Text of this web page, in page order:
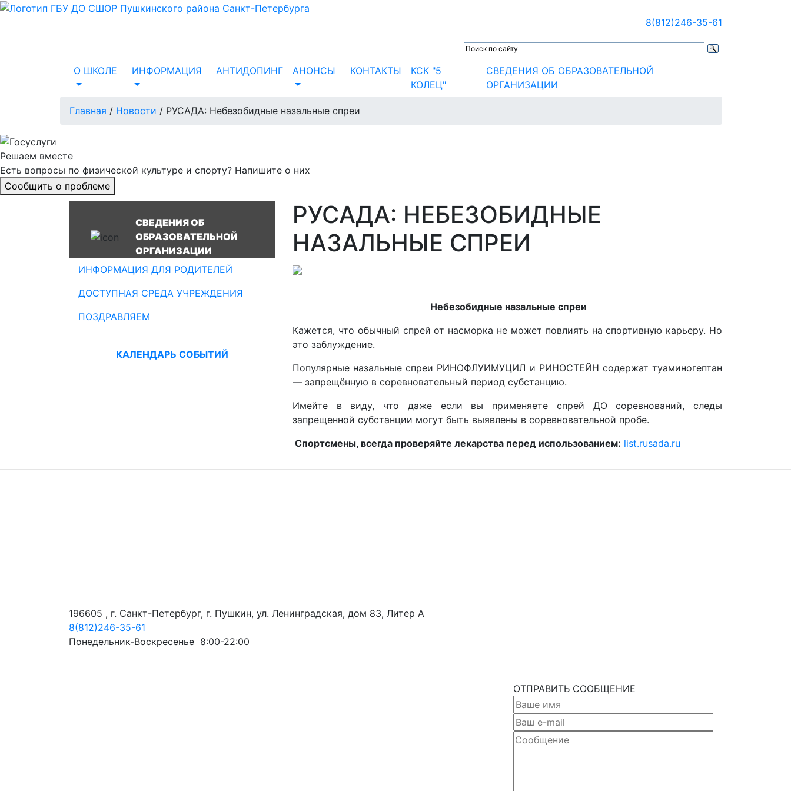
8(812)246-35-61
О ШКОЛЕ ИНФОРМАЦИЯ АНТИДОПИНГ АНОНСЫ КОНТАКТЫ
КСК "5
КОЛЕЦ"
СВЕДЕНИЯ ОБ ОБРАЗОВАТЕЛЬНОЙ
ОРГАНИЗАЦИИ
Главная / Новости / РУСАДА: Небезобидные назальные спреи
Решаем вместе
Есть вопросы по физической культуре и спорту? Напишите о них
Сообщить о проблеме
СВЕДЕНИЯ ОБ
ОБРАЗОВАТЕЛЬНОЙ
ОРГАНИЗАЦИИ
ИНФОРМАЦИЯ ДЛЯ РОДИТЕЛЕЙ
ДОСТУПНАЯ СРЕДА УЧРЕЖДЕНИЯ
ПОЗДРАВЛЯЕМ
КАЛЕНДАРЬ СОБЫТИЙ
РУСАДА: НЕБЕЗОБИДНЫЕ
НАЗАЛЬНЫЕ СПРЕИ
️️️️ Небезобидные назальные спреи
Кажется, что обычный спрей от насморка не может повлиять на спортивную карьеру. Но
это заблуждение.
Популярные назальные спреи РИНОФЛУИМУЦИЛ и РИНОСТЕЙН содержат туаминогептан
— запрещённую в соревновательный период субстанцию.
Имейте в виду, что даже если вы применяете спрей ДО соревнований, следы
запрещенной субстанции могут быть выявлены в соревновательной пробе.
️️️️ Спортсмены, всегда проверяйте лекарства перед использованием: list.rusada.ru
196605 , г. Санкт-Петербург, г. Пушкин, ул. Ленинградская, дом 83, Литер А
8(812)246-35-61
Понедельник-Воскресенье 8:00-22:00
ОТПРАВИТЬ СООБЩЕНИЕ